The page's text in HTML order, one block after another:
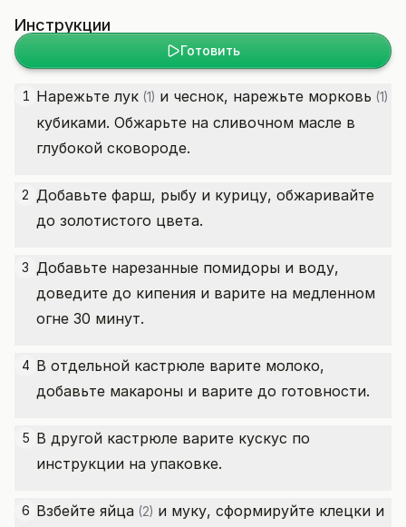
Инструкции
Готовить
1 Нарежьтелук (1) и чеснок, нарежьте морковь (1)
кубиками. Обжарьте на сливочном масле в
глубокой сковороде.
2 Добавьте фарш, рыбу и курицу, обжаривайте
до золотистого цвета.
3 Добавьте нарезанные помидоры и воду,
доведите до кипения и варите на медленном
огне 30 минут.
4 В отдельной кастрюле варите молоко,
добавьте макароны и варите до готовности.
5 В другой кастрюле варите кускус по
инструкции на упаковке.
6 Взбейте яйца (2) и муку, сформируйте клецки и